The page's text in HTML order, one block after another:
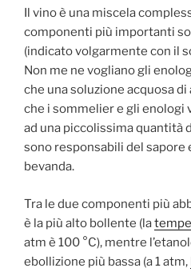
Il vino è una miscela
componenti più importanti
(indicato volgarmente con il
Non me ne vogliano gli
che una soluzione acquosa
che i sommelier e gli enologi
ad una piccolissima quantità
sono responsabili del sapore
bevanda.
Tra le due componenti più
è la più alto bollente (la
atm è 100 °C), mentre
ebollizione più bassa (a 1 atm,